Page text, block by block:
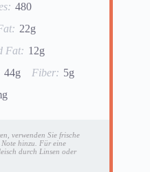
480
22g
Fat: 12g
44g Fiber: 5g
verwenden Sie frische
hinzu. Für eine
durch Linsen oder